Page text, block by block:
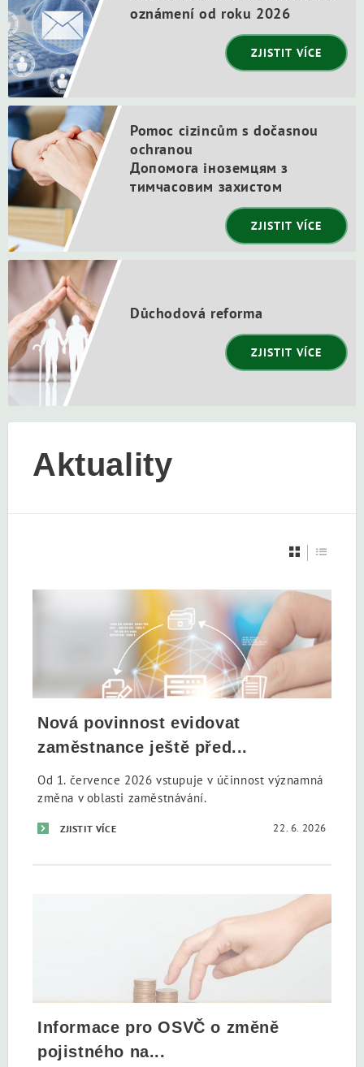
oznámení od roku 2026
ZJISTIT VÍCE
Pomoc cizincům s dočasnou
ochranou
Допомога іноземцям з
тимчасовим захистом
ZJISTIT VÍCE
Důchodová reforma
ZJISTIT VÍCE
Aktuality
Nová povinnost evidovat
zaměstnance ještě před...
Od 1. července 2026 vstupuje v účinnost významná
změna v oblasti zaměstnávání.
ZJISTIT VÍCE 22. 6. 2026
Informace pro OSVČ o změně
pojistného na...